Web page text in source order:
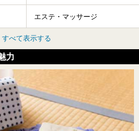
エステ・マッサージ
すべて表示する
力